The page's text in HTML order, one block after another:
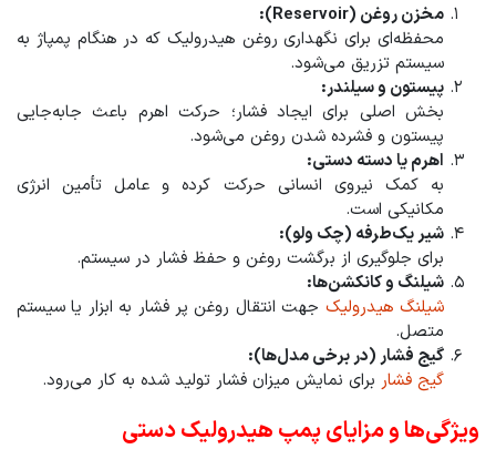
مخزن روغن (Reservoir):
محفظه‌ای برای نگهداری روغن هیدرولیک که در هنگام پمپاژ به
سیستم تزریق می‌شود.
پیستون و سیلندر:
بخش اصلی برای ایجاد فشار؛ حرکت اهرم باعث جابه‌جایی
پیستون و فشرده شدن روغن می‌شود.
اهرم یا دسته دستی:
به کمک نیروی انسانی حرکت کرده و عامل تأمین انرژی
مکانیکی است.
شیر یک‌طرفه (چک ولو):
برای جلوگیری از برگشت روغن و حفظ فشار در سیستم.
شیلنگ و کانکشن‌ها:
شیلنگ هیدرولیک جهت انتقال روغن پر فشار به ابزار یا سیستم
متصل.
گیج فشار (در برخی مدل‌ها):
گیج فشار برای نمایش میزان فشار تولید شده به کار می‌رود.
ویژگی‌ها و مزایای پمپ هیدرولیک دستی